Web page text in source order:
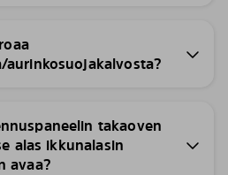
takaoven
alas ikkunalasin
avaa?